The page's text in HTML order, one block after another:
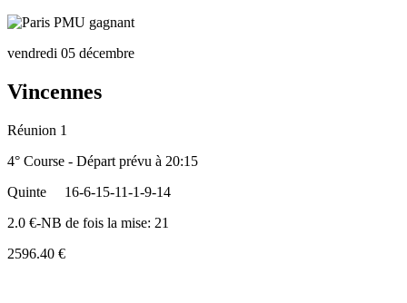
vendredi 05 décembre
Vincennes
Réunion 1
4° Course - Départ prévu à 20:15
Quinte
16-6-15-11-1-9-14
2.0 €-NB de fois la mise: 21
2596.40 €